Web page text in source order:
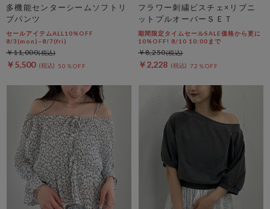
多機能センターシームソフトリ
ブパンツ
セールアイテムALL10%OFF
8/3(mon)~8/7(fri)
￥5,500 50％OFF
￥11,000
フラワー刺繍ビスチェ×リブニ
ットプルオーバーＳＥＴ
期間限定タイムセールSALE価格から更に
10%OFF! 8/10 10:00まで
￥2,228 72％OFF
￥8,250